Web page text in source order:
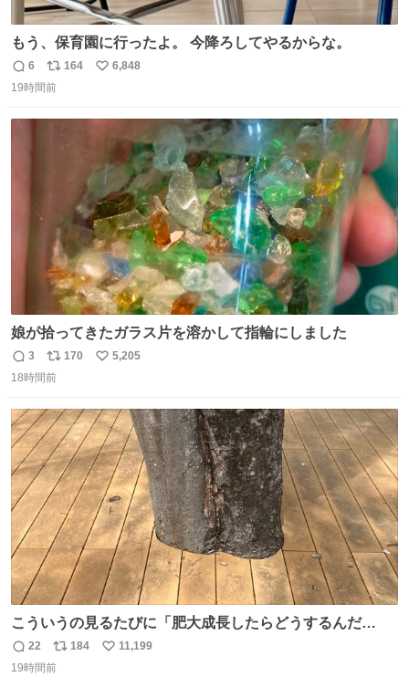
もう、保育園に行ったよ。 今降ろしてやるからな。
返
信
6
リ
ポ
164
い
6,848
19時間前
娘が拾ってきたガラス片を溶かして指輪にしました
返
信
3
リ
ポ
ト
数
170
い
数
5,205
18時間前
こういうの見るたびに「肥大成長したらどうするんだ
ろ…」って心配になっちゃう．
返
信
22
リ
ポ
184
い
11,199
19時間前